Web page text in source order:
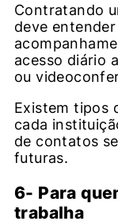
Contratando
deve
acesso diário
ou
Existem tipos
cada
de contatos
futuras.
6- Para
trabalha